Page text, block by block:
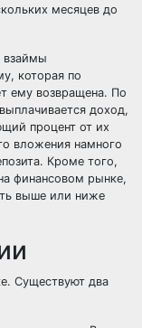
месяцев до
взаймы
которая по
ему возвращена. По
доход,
процент от их
вложения намного
Кроме того,
финансовом рынке,
выше или ниже
Существуют два